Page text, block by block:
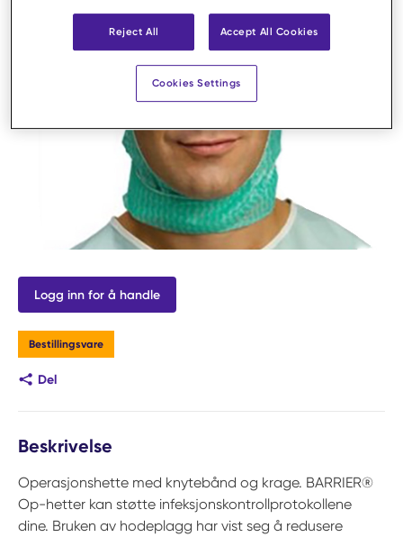
Logg inn for å handle
Bestillingsvare
Del
Beskrivelse
Operasjonshette med knytebånd og krage. BARRIER®
Op-hetter kan støtte infeksjonskontrollprotokollene
dine. Bruken av hodeplagg har vist seg å redusere
Reject All Accept All Cookies
Cookies Settings